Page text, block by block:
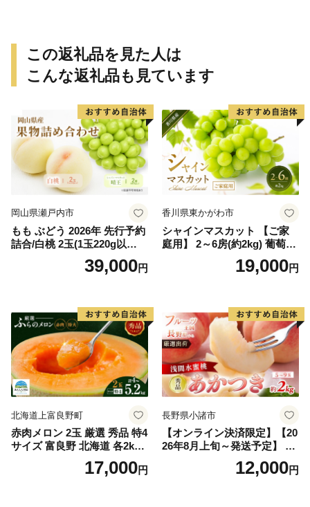
この返礼品を見た人は
こんな返礼品も見ています
岡山県瀬戸内市
もも ぶどう 2026年 先行予約
詰合/白桃 2玉(1玉220g以
上)・シャインマスカット 晴
39,000円
香川県東かがわ市
シャインマスカット 【ご家
庭用】 2～6房(約2kg) 葡萄 ぶ
どう ブドウ フルーツ 果物 く
だもの 果実 旬の果物 旬のフ
19,000円
北海道上富良野町
赤肉メロン 2玉 厳選 秀品 特4
サイズ 富良野 北海道 各2kg
～2.6kg 2玉 セット ファーム
富良野 メロン めろん 果物 く
17,000円
長野県小諸市
【オンライン決済限定】【20
26年8月上旬～発送予定】 先
行予約 「浅間水蜜桃プレミ
アム」 もも あかつき 秀品 約
12,000円